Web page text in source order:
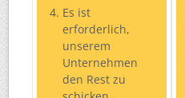
Es ist
erforderlich,
unserem
Unternehmen
den Rest zu